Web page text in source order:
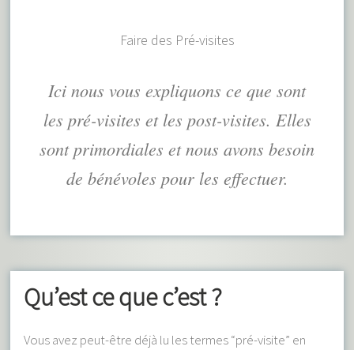
Faire des Pré-visites
Ici nous vous expliquons ce que sont
les pré-visites et les post-visites. Elles
sont primordiales et nous avons besoin
de bénévoles pour les effectuer.
Qu’est ce que c’est ?
Vous avez peut-être déjà lu les termes “pré-visite” en